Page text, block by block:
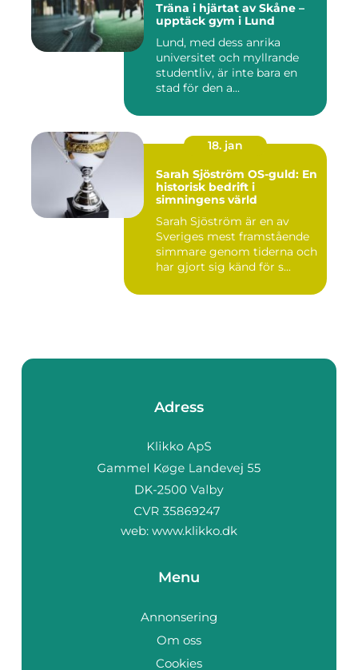
Träna i hjärtat av Skåne –
upptäck gym i Lund
Lund, med dess anrika
universitet och myllrande
studentliv, är inte bara en
stad för den a...
18. jan
Sarah Sjöström OS-guld: En
historisk bedrift i
simningens värld
Sarah Sjöström är en av
Sveriges mest framstående
simmare genom tiderna och
har gjort sig känd för s...
Adress
web: www.klikko.dk
Menu
Annonsering
Om oss
Cookies